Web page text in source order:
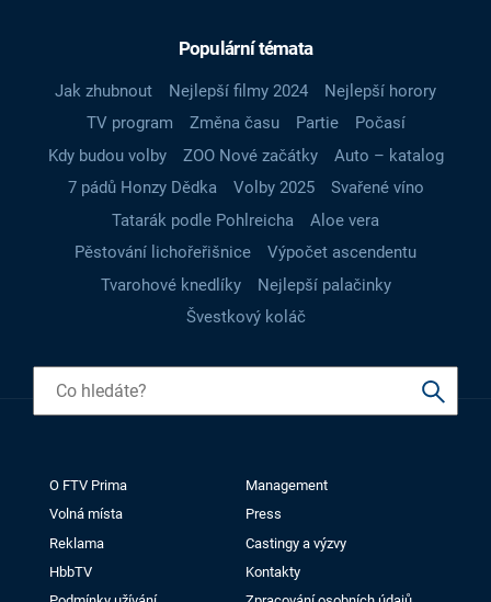
Populární témata
Jak zhubnout Nejlepší filmy 2024
Nejlepší horory
TV program
Změna času Partie
Počasí
Kdy budou volby
ZOO Nové začátky
Auto – katalog
7 pádů Honzy Dědka
Volby 2025
Svařené víno
Tatarák podle Pohlreicha
Aloe vera
Pěstování lichořeřišnice
Výpočet ascendentu
Tvarohové knedlíky
Nejlepší palačinky
Švestkový koláč
O FTV Prima
Management
Volná místa
Press
Reklama
Castingy a výzvy
HbbTV
Kontakty